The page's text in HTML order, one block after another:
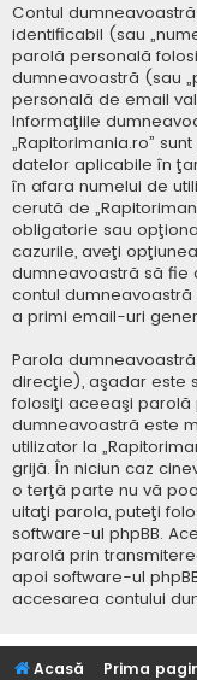
Contul
identificabil (sau
parolă personală
dumneavoastră (sau
personală de email
Informaţiile
„Rapitorimania.ro”
datelor aplicabile în
în afara numelui de
cerută de
obligatorie sau
cazurile, aveţi
dumneavoastră să fie
contul
a primi email-uri
Parola
direcţie), aşadar este
folosiţi aceeaşi parolă
dumneavoastră este
utilizator la
grijă. În niciun caz
o terţă parte nu vă
uitaţi parola, puteţi
software-ul phpBB.
parolă prin
apoi software-ul
accesarea contului
Acasă Prima